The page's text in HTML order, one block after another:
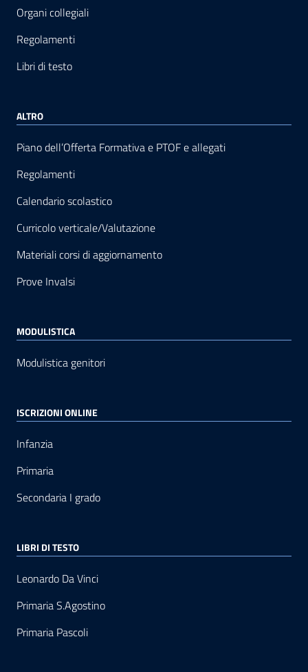
Organi collegiali
Regolamenti
Libri di testo
ALTRO
Piano dell’Offerta Formativa e PTOF e allegati
Regolamenti
Calendario scolastico
Curricolo verticale/Valutazione
Materiali corsi di aggiornamento
Prove Invalsi
MODULISTICA
Modulistica genitori
ISCRIZIONI ONLINE
Infanzia
Primaria
Secondaria I grado
LIBRI DI TESTO
Leonardo Da Vinci
Primaria S.Agostino
Primaria Pascoli